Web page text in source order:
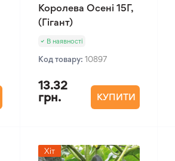
Королева Осені 15Г,
(Гігант)
В наявності
Код товару: 10897
13.32
грн.
КУПИТИ
Хіт